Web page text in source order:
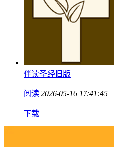
伴读圣经旧版
阅读|2026-05-16 17:41:45
下载